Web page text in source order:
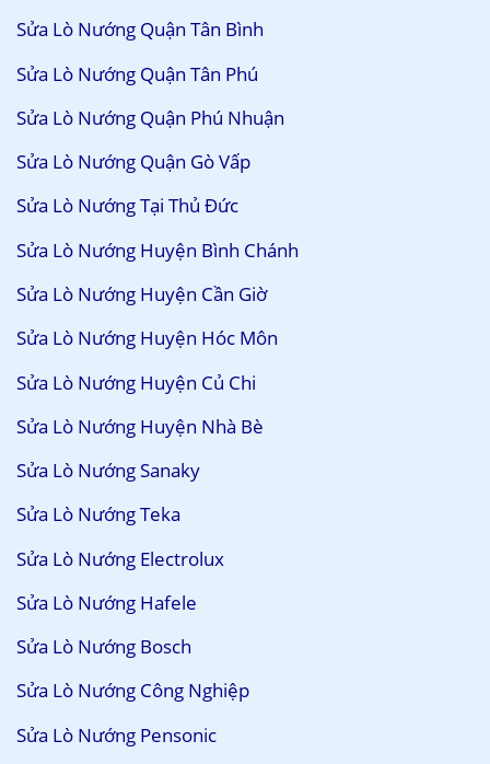
Sửa Lò Nướng Quận Tân Bình
Sửa Lò Nướng Quận Tân Phú
Sửa Lò Nướng Quận Phú Nhuận
Sửa Lò Nướng Quận Gò Vấp
Sửa Lò Nướng Tại Thủ Đức
Sửa Lò Nướng Huyện Bình Chánh
Sửa Lò Nướng Huyện Cần Giờ
Sửa Lò Nướng Huyện Hóc Môn
Sửa Lò Nướng Huyện Củ Chi
Sửa Lò Nướng Huyện Nhà Bè
Sửa Lò Nướng Sanaky
Sửa Lò Nướng Teka
Sửa Lò Nướng Electrolux
Sửa Lò Nướng Hafele
Sửa Lò Nướng Bosch
Sửa Lò Nướng Công Nghiệp
Sửa Lò Nướng Pensonic